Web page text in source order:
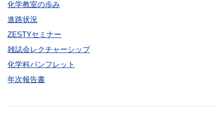
化学教室の歩み
進路状況
ZESTYセミナー
雑誌会レクチャーシップ
化学科パンフレット
年次報告書